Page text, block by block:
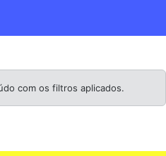
com os filtros aplicados.